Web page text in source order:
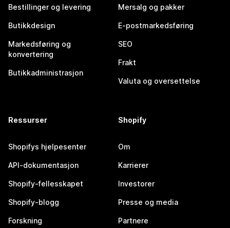
Bestillinger og levering
Butikkdesign
Markedsføring og
konvertering
Butikkadministrasjon
Mersalg og pakker
E-postmarkedsføring
SEO
Frakt
Valuta og oversettelse
Ressurser
Shopifys hjelpesenter
API-dokumentasjon
Shopify-fellesskapet
Shopify-blogg
Forskning
Shopify
Om
Karrierer
Investorer
Presse og media
Partnere